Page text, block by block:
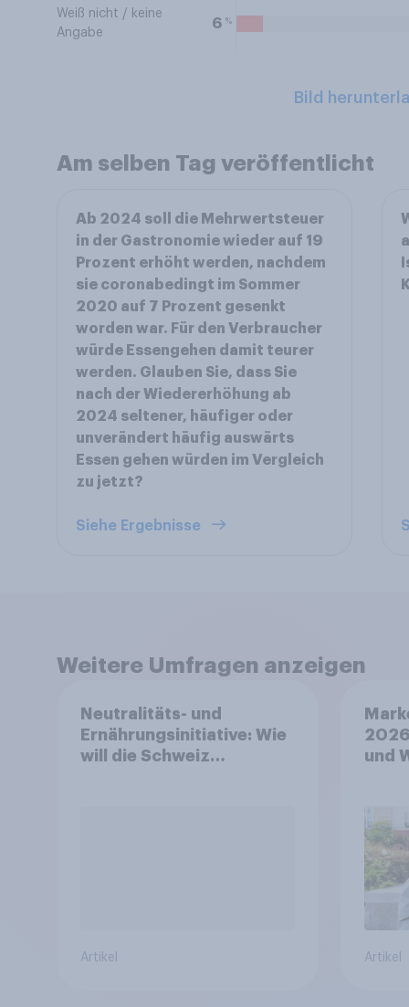
Weiß nicht / keine
Angabe
6 %
Bild
Am selben Tag veröffentlicht
Ab 2024 soll die Mehrwertsteuer
in der Gastronomie wieder auf 19
Prozent erhöht werden, nachdem
sie coronabedingt im Sommer
2020 auf 7 Prozent gesenkt
worden war. Für den Verbraucher
würde Essengehen damit teurer
werden. Glauben Sie, dass Sie
nach der Wiedererhöhung ab
2024 seltener, häufiger oder
unverändert häufig auswärts
Essen gehen würden im Vergleich
zu jetzt?
Siehe Ergebnisse
Weitere Umfragen anzeigen
Neutralitäts- und
Ernährungsinitiative: Wie
will die Schweiz
Artikel
und
Artikel